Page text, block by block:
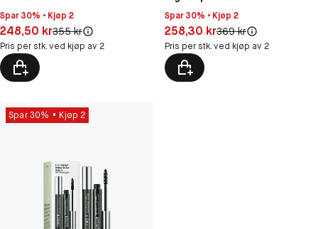
Spar 30% • Kjøp 2
Pris: 248,50 kr
248,50 krOriginal pris:
355 kr
Pris per stk. ved kjøp av 2
Spar 30% • Kjøp 2
Pris: 258,30 kr
258,30 krOriginal pris:
369 kr
Pris per stk. ved kjøp av 2
Spar 30% Kjøp 2